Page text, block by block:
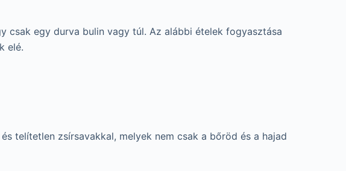
csak egy durva bulin vagy túl. Az alábbi ételek fogyasztása
elé.
telítetlen zsírsavakkal, melyek nem csak a bőröd és a hajad